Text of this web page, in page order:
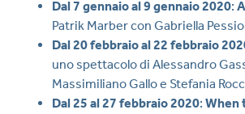
Dal 7 gennaio al 9 gennaio 2020:
Patrik Marber con Gabriella
Dal 20 febbraio al 22 febbraio
uno spettacolo di Alessandro
Massimiliano Gallo e Stefania
Dal 25 al 27 febbraio 2020: When